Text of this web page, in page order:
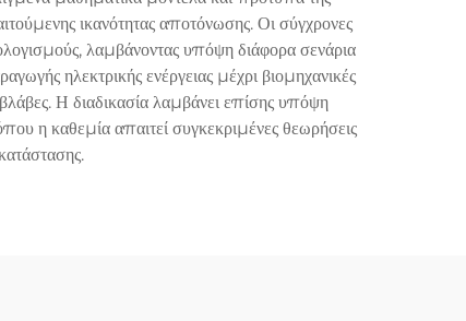
ικανότητας αποτόνωσης. Οι σύγχρονες
λαμβάνοντας υπόψη διάφορα σενάρια
ηλεκτρικής ενέργειας μέχρι βιομηχανικές
Η διαδικασία λαμβάνει επίσης υπόψη
η καθεμία απαιτεί συγκεκριμένες θεωρήσεις